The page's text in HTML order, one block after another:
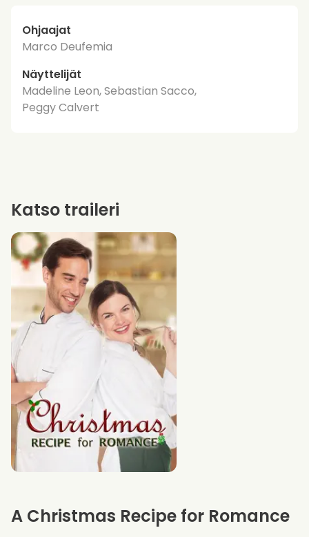
Ohjaajat
Marco Deufemia
Näyttelijät
Madeline Leon, Sebastian Sacco,
Peggy Calvert
A Christmas Recipe for Romance
Katso traileri